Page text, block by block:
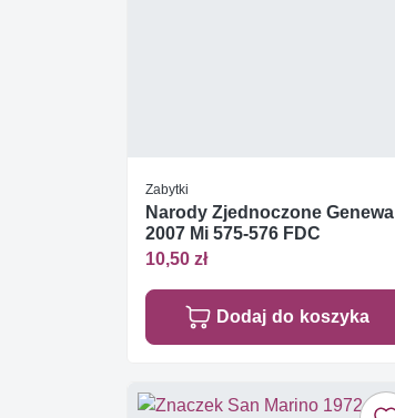
Zabytki
Narody Zjednoczone Genewa
2007 Mi 575-576 FDC
10,50 zł
Dodaj do koszyka